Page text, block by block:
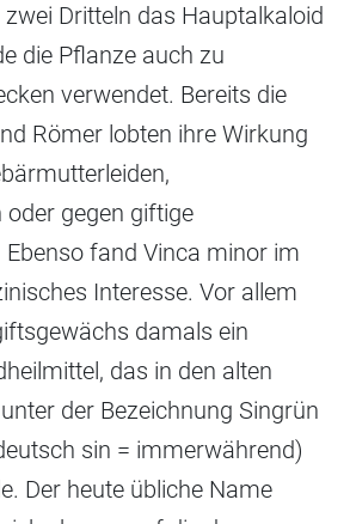
Dritteln das Hauptalkaloid
die Pflanze auch zu
verwendet. Bereits die
Römer lobten ihre Wirkung
gegen giftige
Ebenso fand Vinca minor im
Interesse. Vor allem
damals ein
das in den alten
der Bezeichnung Singrün
sin = immerwährend)
Der heute übliche Name